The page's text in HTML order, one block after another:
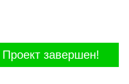
Проект завершен!